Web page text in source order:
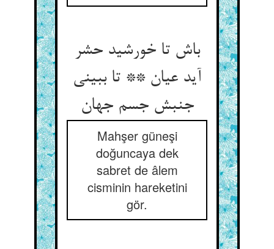
باش تا خورشید حشر
آید عیان ** تا ببینی
جنبش جسم جهان
Mahşer güneşi
doğuncaya dek
sabret de âlem
cisminin hareketini
gör.